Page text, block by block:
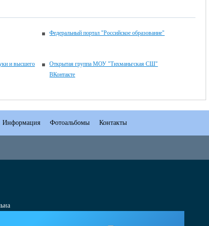
Федеральный портал "Российское образование"
и высшего
Открытая группа МОУ "Тихманьгская СШ"
ВКонтакте
Информация Фотоальбомы Контакты